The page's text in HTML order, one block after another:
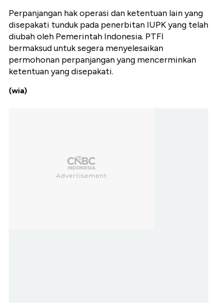
Perpanjangan hak operasi dan ketentuan lain yang
disepakati tunduk pada penerbitan IUPK yang telah
diubah oleh Pemerintah Indonesia. PTFI
bermaksud untuk segera menyelesaikan
permohonan perpanjangan yang mencerminkan
ketentuan yang disepakati.
(wia)